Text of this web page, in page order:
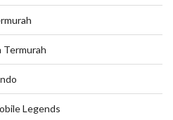
Termurah
Legends